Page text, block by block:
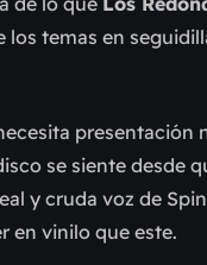
temas en
presentación
se siente desde
y cruda voz de
en vinilo que este.